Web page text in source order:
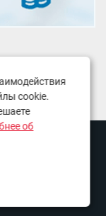
cookie.
об